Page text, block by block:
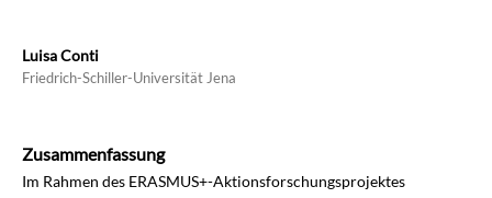
Luisa Conti
Friedrich-Schiller-Universität Jena
Zusammenfassung
Im Rahmen des ERASMUS+-Aktionsforschungsprojektes